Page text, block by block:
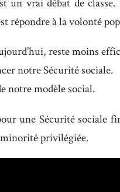
répondre à la volonté
reste moins
notre Sécurité sociale.
notre modèle social.
une Sécurité sociale
minorité privilégiée.